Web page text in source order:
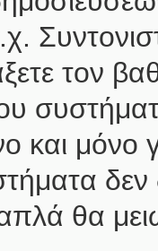
τον
και
δεν
απλά θα